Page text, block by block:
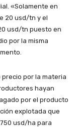
«Solamente en
20 usd/tn y el
usd/tn puesto en
por la misma
precio por la materia
hayan
por el producto
explotada que
usd/ha para